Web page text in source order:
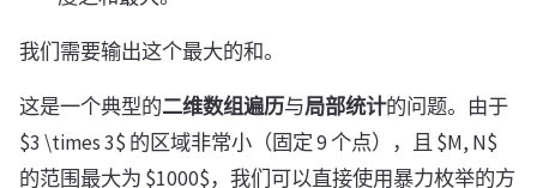
我们需要输出这个最大的和。
这是一个典型的二维数组遍历与局部统计的问题。由于
$3 \times 3$ 的区域非常小（固定 9 个点），且 $M, N$
的范围最大为 $1000$，我们可以直接使用暴力枚举的方